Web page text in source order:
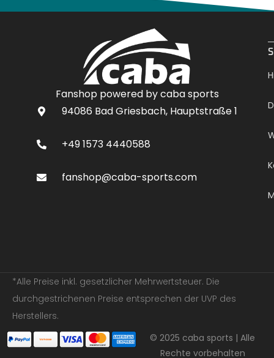
Fanshop powered by caba sports
94086 Bad Griesbach, Hauptstraße 1
+49 1573 4440588
fanshop@caba-sports.com
*Alle Preise inkl. gesetzlicher Mehrwertsteuer. Die
durchgestrichenen Preise entsprechen der UVP des
Herstellers.
© 2025 caba sports | Alle
Rechte vorbehalten